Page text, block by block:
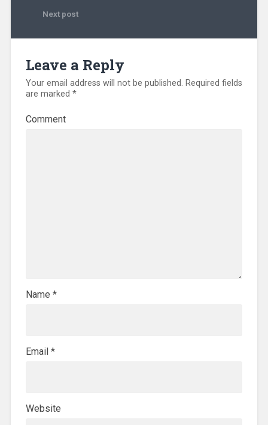
Next post
Leave a Reply
Your email address will not be published. Required fields
are marked *
Comment
Name *
Email *
Website